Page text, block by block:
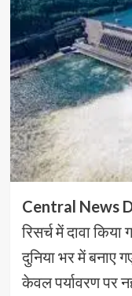
Central News
रिसर्च में दावा
दुनिया भर में
केवल पर्यावरण पर